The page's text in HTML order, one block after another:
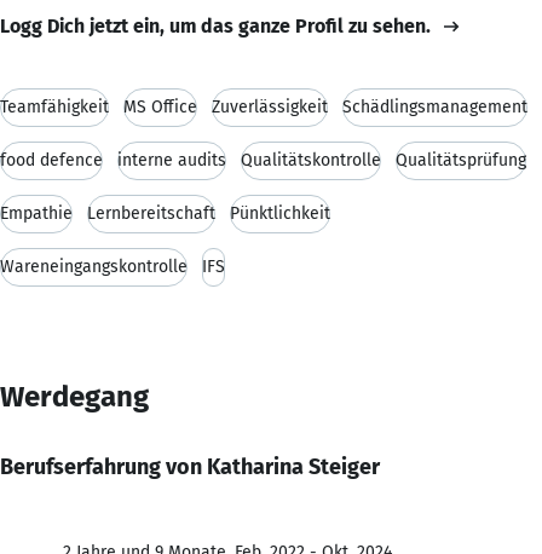
Logg Dich jetzt ein, um das ganze Profil zu sehen.
Teamfähigkeit MS Office Zuverlässigkeit Schädlingsmanagement
food defence interne audits Qualitätskontrolle Qualitätsprüfung
Empathie Lernbereitschaft Pünktlichkeit
Wareneingangskontrolle IFS
Werdegang
Berufserfahrung von Katharina Steiger